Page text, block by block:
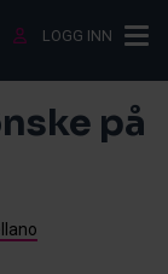
LOGG INN
på